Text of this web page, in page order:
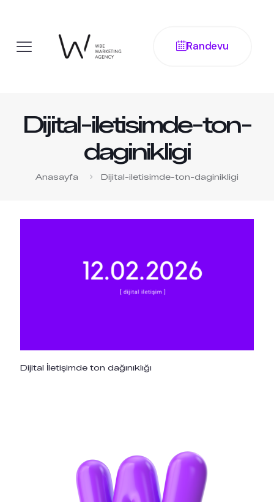
Randevu
Dijital-iletisimde-ton-
daginikligi
Anasayfa Dijital-iletisimde-ton-daginikligi
Dijital İletişimde ton dağınıklığı